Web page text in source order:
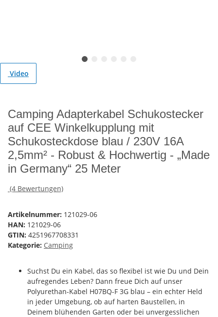
Video
Camping Adapterkabel Schukostecker
auf CEE Winkelkupplung mit
Schukosteckdose blau / 230V 16A
2,5mm² - Robust & Hochwertig - „Made
in Germany“ 25 Meter
(4 Bewertungen)
Artikelnummer: 121029-06
HAN: 121029-06
GTIN: 4251967708331
Kategorie: Camping
Suchst Du ein Kabel, das so flexibel ist wie Du und Dein
aufregendes Leben? Dann freue Dich auf unser
Polyurethan-Kabel H07BQ-F 3G blau – ein echter Held
in jeder Umgebung, ob auf harten Baustellen, in
Deinem blühenden Garten oder bei unvergesslichen